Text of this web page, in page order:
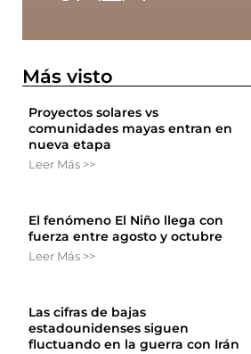
Más visto
Proyectos solares vs
comunidades mayas entran en
nueva etapa
Leer Más >>
El fenómeno El Niño llega con
fuerza entre agosto y octubre
Leer Más >>
Las cifras de bajas
estadounidenses siguen
fluctuando en la guerra con Irán